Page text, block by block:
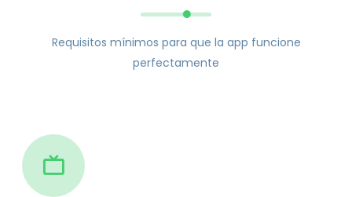
Requisitos mínimos para que la app funcione
perfectamente